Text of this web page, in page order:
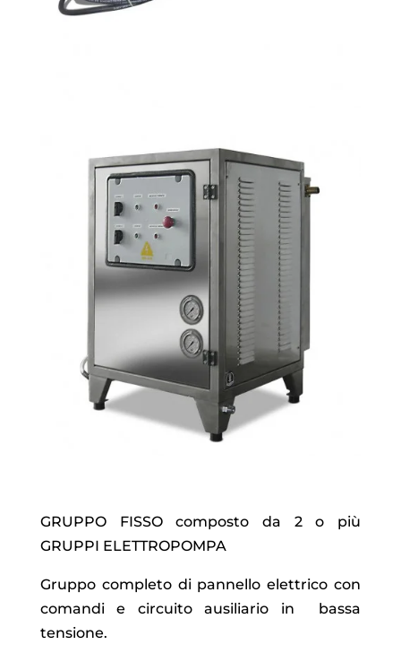
GRUPPO FISSO composto da 2 o più
GRUPPI ELETTROPOMPA
Gruppo completo di pannello elettrico con
comandi e circuito ausiliario in bassa
tensione.